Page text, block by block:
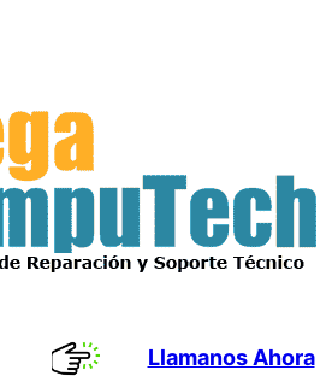
Llamanos Ahora